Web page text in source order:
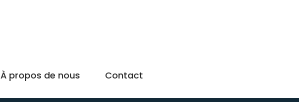
À propos de nous Contact